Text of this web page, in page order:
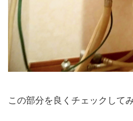
この部分を良くチェックして